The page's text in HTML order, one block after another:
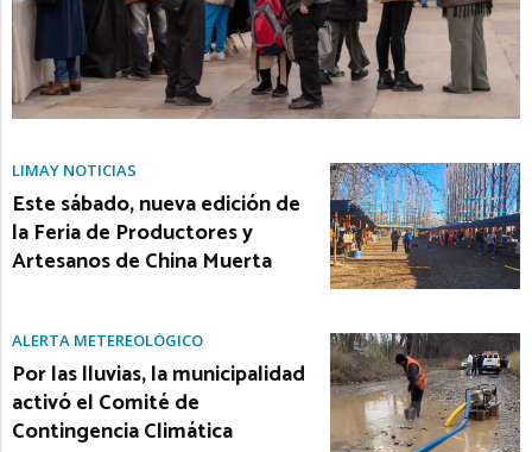
LIMAY NOTICIAS
Este sábado, nueva edición de
la Feria de Productores y
Artesanos de China Muerta
ALERTA METEREOLÓGICO
Por las lluvias, la municipalidad
activó el Comité de
Contingencia Climática